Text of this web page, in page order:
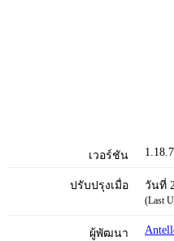
เวอร์ชัน 1.18.7
ปรับปรุงเมื่อ วันที่
(Last
ผู้พัฒนา